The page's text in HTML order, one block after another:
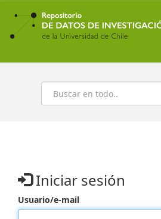
Ir
contenido
principal
Buscar
Iniciar sesión
Usuario/e-mail